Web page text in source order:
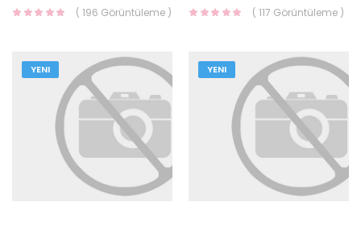
( 196 Görüntüleme ) ( 117 Görüntüleme )
YENI YENI